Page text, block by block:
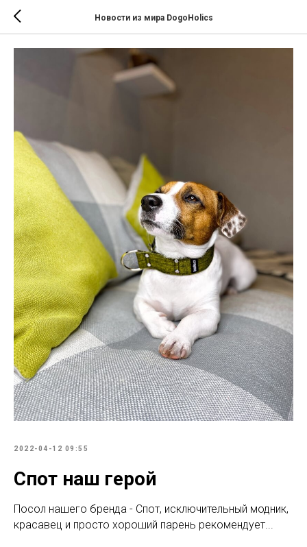
Новости из мира DogoHolics
2022-04-12 09:55
Спот наш герой
Посол нашего бренда - Спот, исключительный модник,
красавец и просто хороший парень рекомендует...